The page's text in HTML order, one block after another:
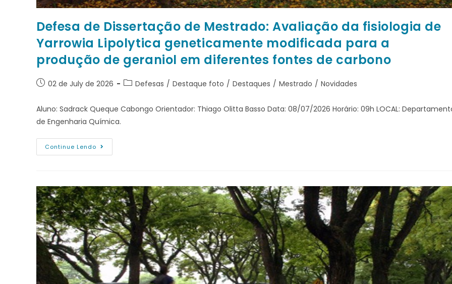
Defesa de Dissertação de Mestrado: Avaliação da fisiologia de
Yarrowia Lipolytica geneticamente modificada para a
produção de geraniol em diferentes fontes de carbono
02 de July de 2026 Defesas / Destaque foto / Destaques / Mestrado / Novidades
Aluno: Sadrack Queque Cabongo Orientador: Thiago Olitta Basso Data: 08/07/2026 Horário: 09h LOCAL:
de Engenharia Química.
Continue Lendo